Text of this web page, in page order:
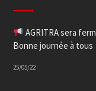
AGRITRA sera
Bonne journée à tous
25/05/22